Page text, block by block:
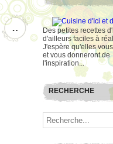
…
Des petites recettes
d'ailleurs faciles à
J'espère qu'elles
et vous donneront de
l'inspiration...
RECHERCHE